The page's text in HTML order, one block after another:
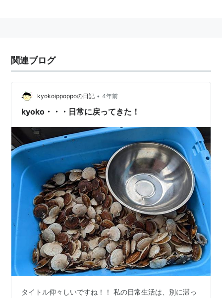
関連ブログ
kyokoippoppoの日記 • 4年前
kyoko・・・日常に戻ってきた！
タイトル仰々しいですね！！ 私の日常生活は、別に滞っ